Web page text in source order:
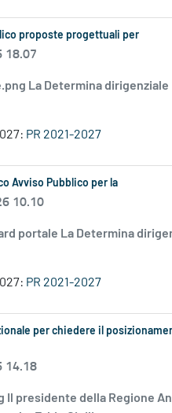
proposte progettuali per
18.07
La Determina dirigenziale
PR 2021-2027
Avviso Pubblico per la
10.10
portale La Determina
PR 2021-2027
per chiedere il
14.18
presidente della Regione